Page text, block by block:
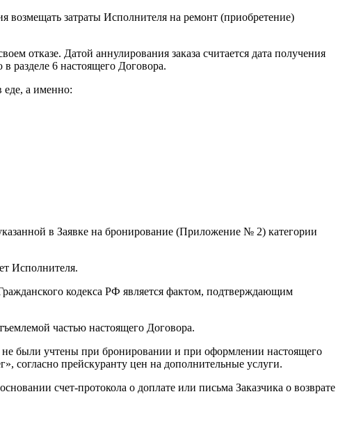
затраты Исполнителя на ремонт (приобретение)
отказе. Датой аннулирования заказа считается дата получения
разделе 6 настоящего Договора.
еде, а именно:
в Заявке на бронирование (Приложение № 2) категории
Исполнителя.
кодекса РФ является фактом, подтверждающим
частью настоящего Договора.
не были учтены при бронировании и при оформлении настоящего
согласно прейскуранту цен на дополнительные услуги.
счет-протокола о доплате или письма Заказчика о возврате